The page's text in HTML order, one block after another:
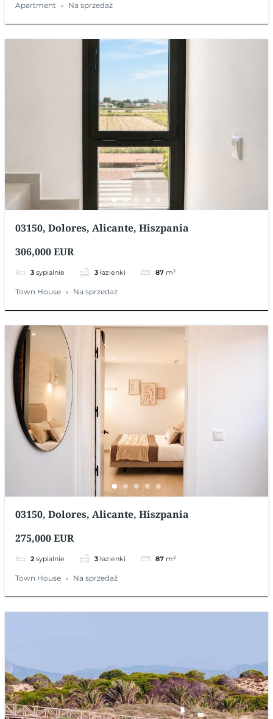
Apartment Na sprzedaż
03150, Dolores, Alicante, Hiszpania
306,000 EUR
3 sypialnie 3 łazienki 87 m²
Town House Na sprzedaż
03150, Dolores, Alicante, Hiszpania
275,000 EUR
2 sypialnie 3 łazienki 87 m²
Town House Na sprzedaż